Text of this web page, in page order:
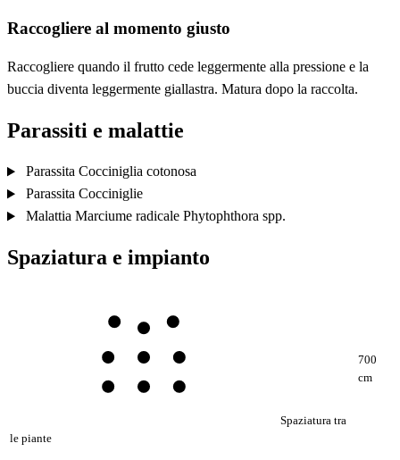
Raccogliere al momento giusto
Raccogliere quando il frutto cede leggermente alla pressione e la
buccia diventa leggermente giallastra. Matura dopo la raccolta.
Parassiti e malattie
Parassita Cocciniglia cotonosa
Parassita Cocciniglie
Malattia Marciume radicale Phytophthora spp.
Spaziatura e impianto
Spaziatura tra
le piante
700
cm